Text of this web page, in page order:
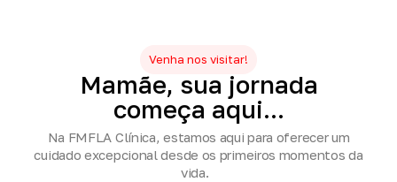
Venha nos visitar!
Mamãe, sua jornada
começa aqui...
Na FMFLA Clínica, estamos aqui para oferecer um
cuidado excepcional desde os primeiros momentos da
vida.